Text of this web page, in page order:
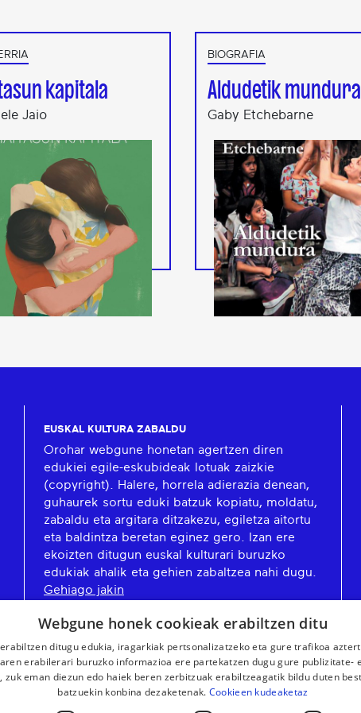
kapitala
Jaio
BIOGRAFIA
Aldudetik mundura
Gaby Etchebarne
EUSKAL KULTURA ZABALDU
Orohar webgune honetan agertzen diren
edukiei egile-eskubideak lotuak zaizkie
(copyright). Halere, horrela adierazia denean,
guhaurek sortu eduki batzuk kopiatu, moldatu,
zabaldu eta argitara ditzakezu, egiletza aitortu
eta baldintza beretan eginez gero. Izan ere
ekoizten ditugun euskal kulturari buruzko
edukiak ahalik eta gehien zabaltzea nahi dugu.
Gehiago jakin
Webgune honek cookieak erabiltzen ditu
ditugu edukia, iragarkiak pertsonalizatzeko eta gure trafikoa
erabilerari buruzko informazioa ere partekatzen dugu gure publizitate-
zuk eman diezun edo haiek beren zerbitzuak erabiltzeagatik bildu duten
batzuekin konbina dezaketenak. Cookieen kudeaketaz